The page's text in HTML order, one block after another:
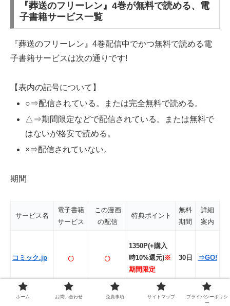
『葬送のフリーレン』4巻が無料で読める、電
子書籍サービス一覧
『葬送のフリーレン』4巻配信中でかつ無料で読める電
子書籍サービスは次の通りです!
【表内の記号について】
○⇒配信されている。または完全無料で読める。
△⇒期間限定などで配信されている。または無料で
はないが格安で読める。
×⇒配信されていない。
期間
サービス名
電子書籍
サービス
この漫画
の配信
特典ポイント
無料
期間
詳細
案内
コミック.jp ○ ○
1350P(+購入
時10%還元)※
期間限定
30日 ⇒GO!
登録
ホーム お問い合わせ 免責事項 サイトマップ
プライバシーポリシ
ー